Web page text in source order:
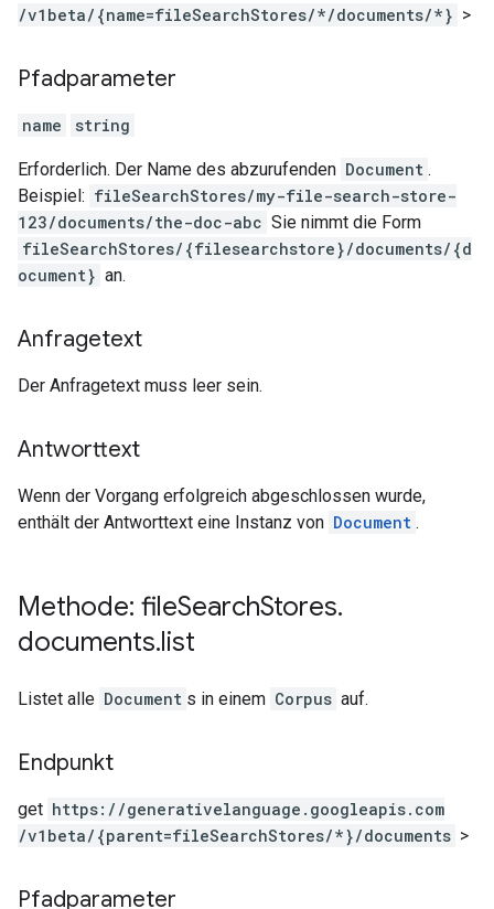
/v1beta/{name=fileSearchStores/*/documents/*} >
Pfadparameter
name string
Erforderlich. Der Name des abzurufenden Document .
Beispiel: fileSearchStores/my-file-search-store-
123/documents/the-doc-abc Sie nimmt die Form
fileSearchStores/{filesearchstore}/documents/{d
ocument} an.
Anfragetext
Der Anfragetext muss leer sein.
Antworttext
Wenn der Vorgang erfolgreich abgeschlossen wurde,
enthält der Antworttext eine Instanz von Document .
Methode: fileSearchStores.
documents.list
Listet alle Document s in einem Corpus auf.
Endpunkt
get https: / /generativelanguage.googleapis.com
/v1beta/{parent=fileSearchStores/*}/documents >
Pfadparameter